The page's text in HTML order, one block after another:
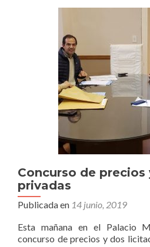
Concurso de
privadas
Publicada en 14 junio, 2019
Esta mañana en el Palacio
concurso de precios y dos